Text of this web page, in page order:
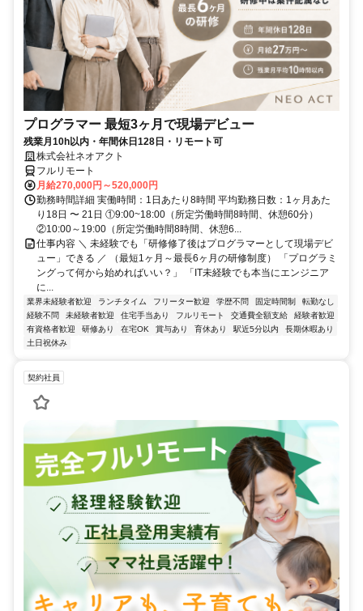
プログラマー 最短3ヶ月で現場デビュー
残業月10h以内・年間休日128日・リモート可
株式会社ネオアクト
フルリモート
月給270,000円～520,000円
勤務時間詳細 実働時間：1日あたり8時間 平均勤務日数：1ヶ月あた
り18日 〜 21日 ①9:00~18:00（所定労働時間8時間、休憩60分）
②10:00～19:00（所定労働時間8時間、休憩6...
仕事内容 ＼ 未経験でも「研修修了後はプログラマーとして現場デビ
ュー」できる ／ （最短1ヶ月～最長6ヶ月の研修制度） 「プログラミ
ングって何から始めればいい？」 「IT未経験でも本当にエンジニア
に...
業界未経験者歓迎 ランチタイム フリーター歓迎 学歴不問 固定時間制
転勤なし
経験不問
未経験者歓迎 住宅手当あり フルリモート 交通費全額支給
経験者歓迎
有資格者歓迎
研修あり 在宅OK 賞与あり 育休あり 駅近5分以内
長期休暇あり
土日祝休み
契約社員